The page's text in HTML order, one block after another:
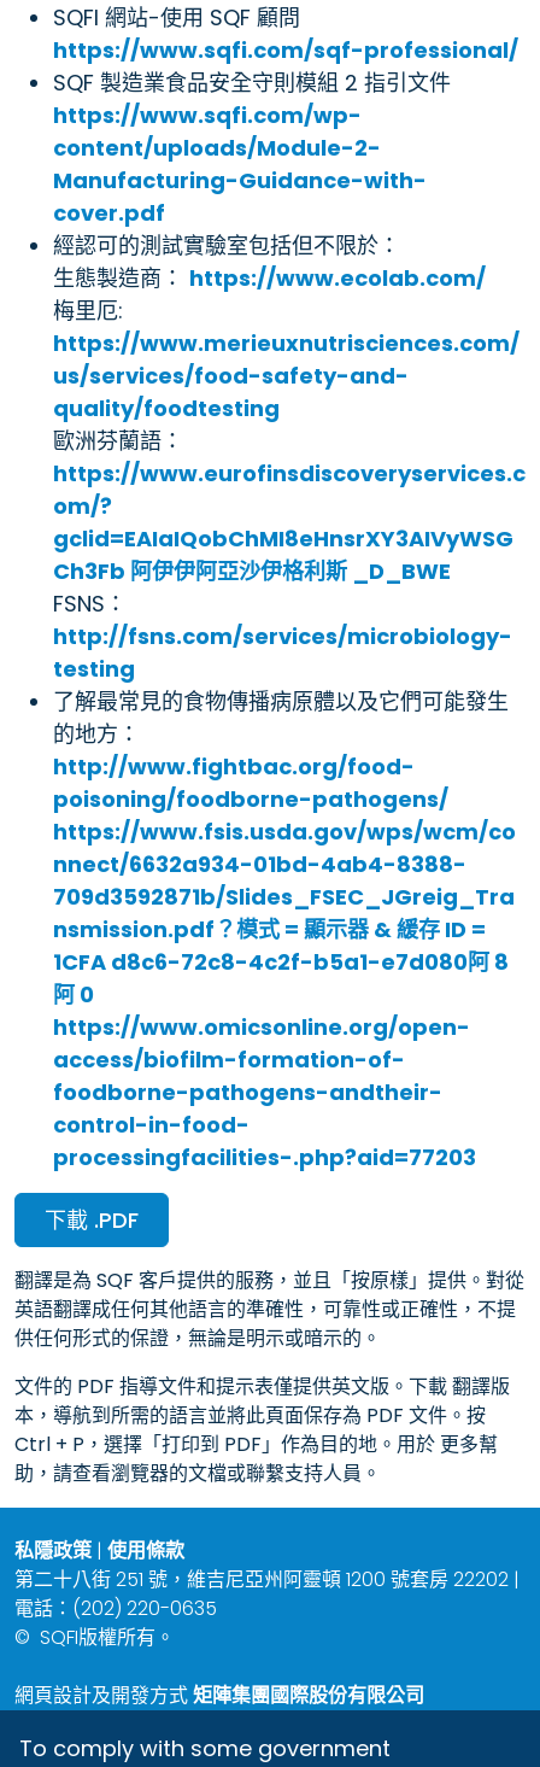
SQFI 網站-使用 SQF 顧問
https://www.sqfi.com/sqf-professional/
SQF 製造業食品安全守則模組 2 指引文件
https://www.sqfi.com/wp-
content/uploads/Module-2-
Manufacturing-Guidance-with-
cover.pdf
經認可的測試實驗室包括但不限於：
生態製造商： https://www.ecolab.com/
梅里厄:
https://www.merieuxnutrisciences.com/
us/services/food-safety-and-
quality/foodtesting
歐洲芬蘭語：
https://www.eurofinsdiscoveryservices.c
om/?
gclid=EAIaIQobChMI8eHnsrXY3AIVyWSG
Ch3Fb 阿伊伊阿亞沙伊格利斯 _D_BWE
FSNS：
http://fsns.com/services/microbiology-
testing
了解最常見的食物傳播病原體以及它們可能發生
的地方：
http://www.fightbac.org/food-
poisoning/foodborne-pathogens/
https://www.fsis.usda.gov/wps/wcm/co
nnect/6632a934-01bd-4ab4-8388-
709d3592871b/Slides_FSEC_JGreig_Tra
nsmission.pdf？模式 = 顯示器 & 緩存 ID =
1CFA d8c6-72c8-4c2f-b5a1-e7d080阿 8
阿 0
https://www.omicsonline.org/open-
access/biofilm-formation-of-
foodborne-pathogens-andtheir-
control-in-food-
processingfacilities-.php?aid=77203
下載 .PDF
翻譯是為 SQF 客戶提供的服務，並且「按原樣」提供。對從
英語翻譯成任何其他語言的準確性，可靠性或正確性，不提
供任何形式的保證，無論是明示或暗示的。
文件的 PDF 指導文件和提示表僅提供英文版。下載 翻譯版
本，導航到所需的語言並將此頁面保存為 PDF 文件。按
Ctrl + P，選擇「打印到 PDF」作為目的地。用於 更多幫
助，請查看瀏覽器的文檔或聯繫支持人員。
私隱政策| 使用條款
第二十八街 251 號，維吉尼亞州阿靈頓 1200 號套房 22202 |
電話：(202) 220-0635
© SQFI版權所有。
網頁設計及開發方式矩陣集團國際股份有限公司
To comply with some government